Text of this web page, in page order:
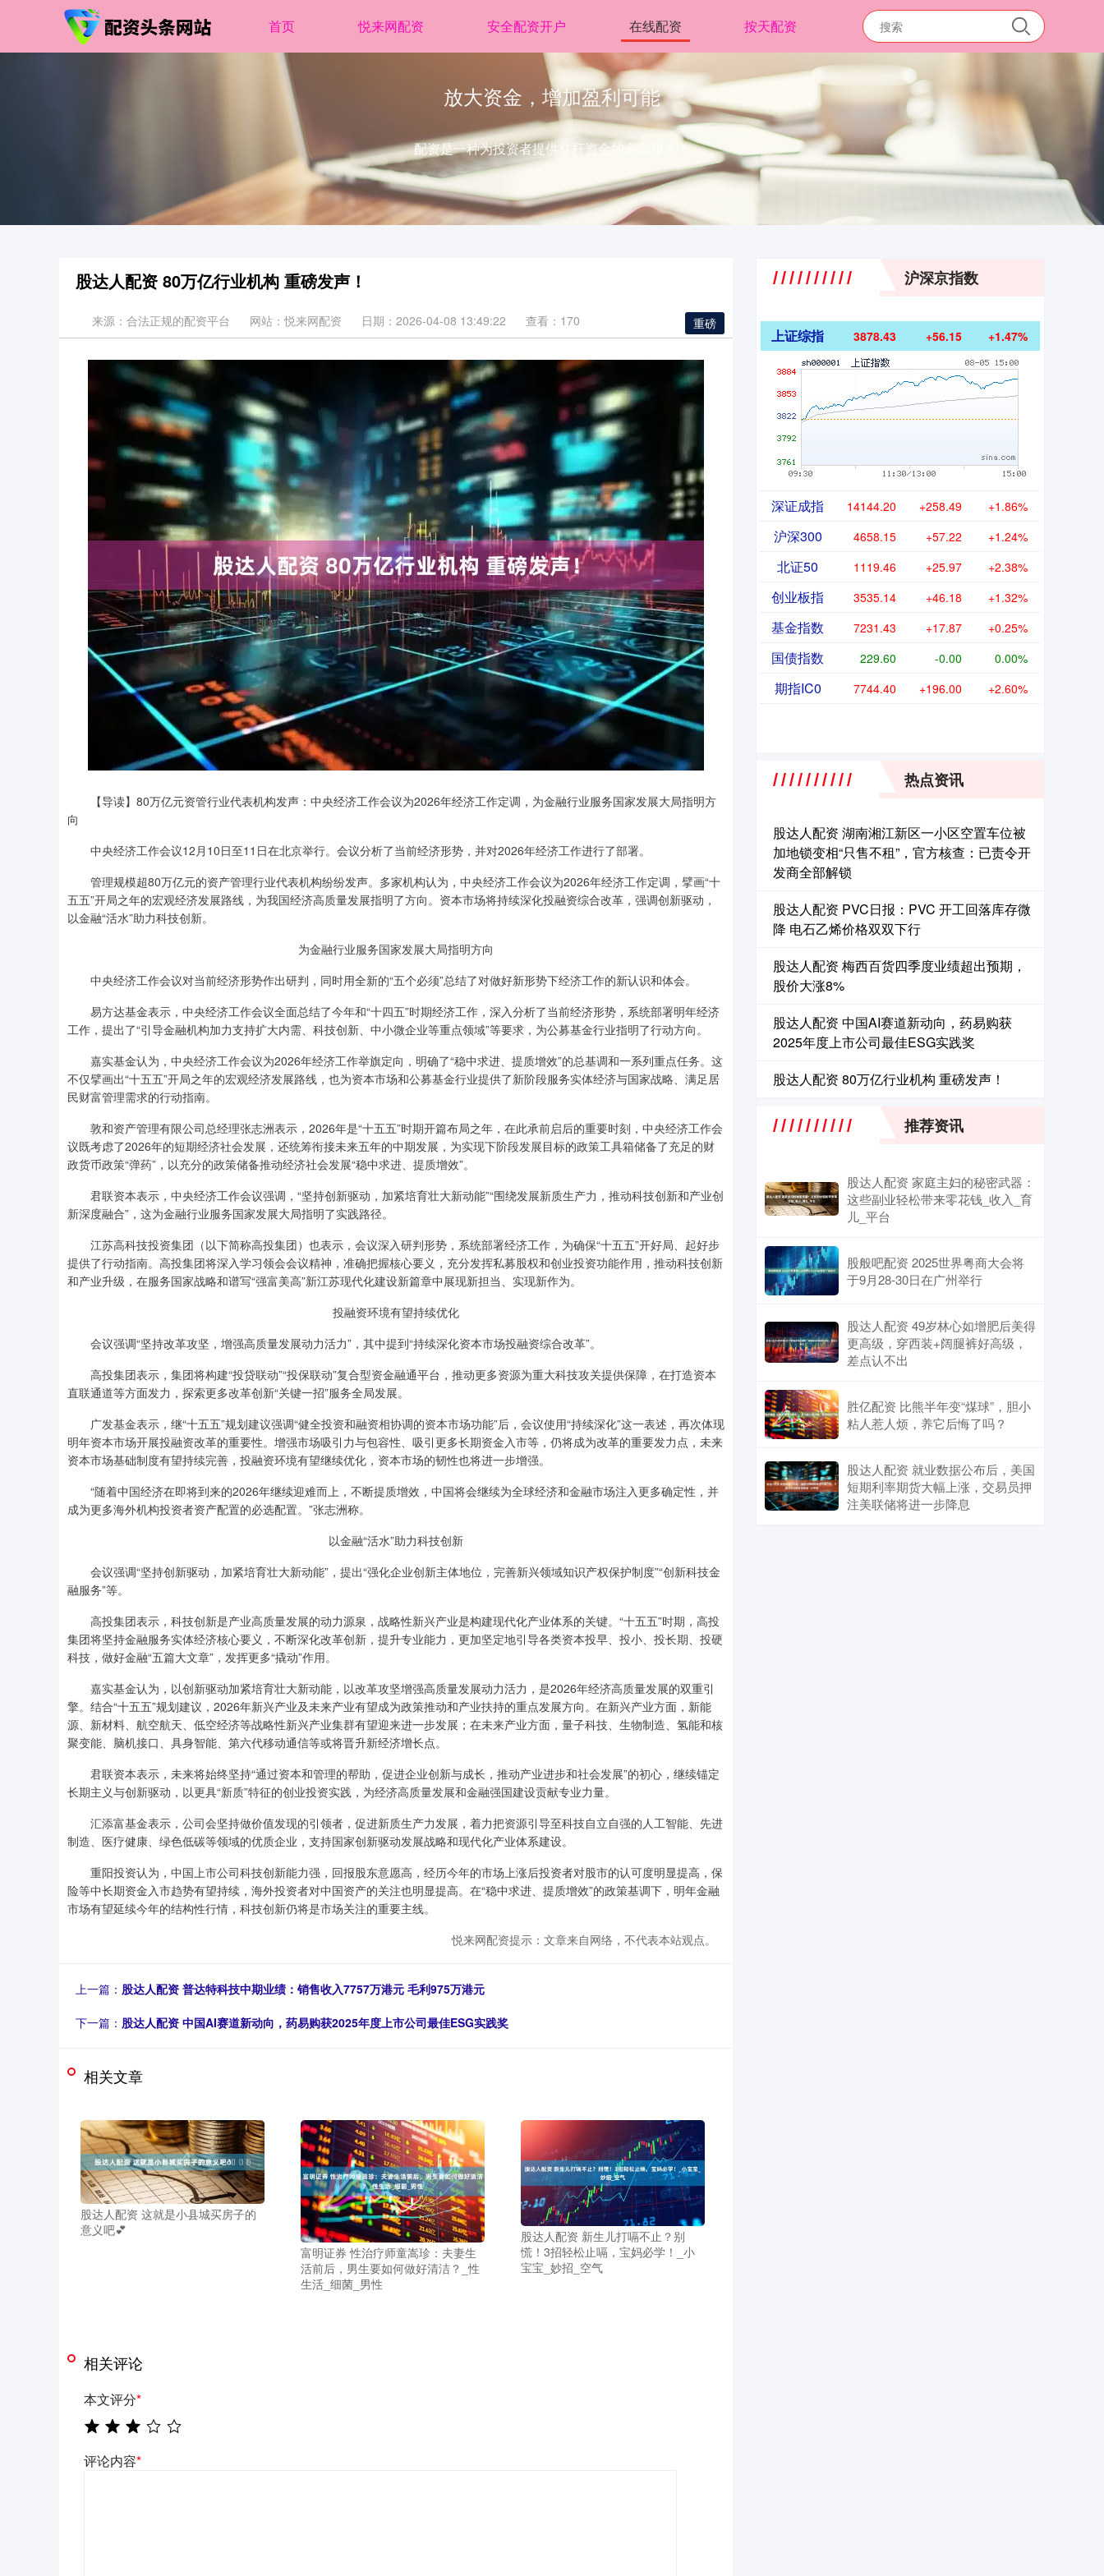
首页 悦来网配资 安全配资开户 在线配资 按天配资
放大资金，增加盈利可能
配资是一种为投资者提供杠杆资金的金融服务！
股达人配资 80万亿行业机构 重磅发声！
重磅
来源：合法正规的配资平台 网站：悦来网配资 日期：2026-04-08 13:49:22 查看：170
【导读】80万亿元资管行业代表机构发声：中央经济工作会议为2026年经济工作定调，为金融行业服务国家发展大局指明方
向
中央经济工作会议12月10日至11日在北京举行。会议分析了当前经济形势，并对2026年经济工作进行了部署。
管理规模超80万亿元的资产管理行业代表机构纷纷发声。多家机构认为，中央经济工作会议为2026年经济工作定调，擘画“十
五五”开局之年的宏观经济发展路线，为我国经济高质量发展指明了方向。资本市场将持续深化投融资综合改革，强调创新驱动，
以金融“活水”助力科技创新。
为金融行业服务国家发展大局指明方向
中央经济工作会议对当前经济形势作出研判，同时用全新的“五个必须”总结了对做好新形势下经济工作的新认识和体会。
易方达基金表示，中央经济工作会议全面总结了今年和“十四五”时期经济工作，深入分析了当前经济形势，系统部署明年经济
工作，提出了“引导金融机构加力支持扩大内需、科技创新、中小微企业等重点领域”等要求，为公募基金行业指明了行动方向。
嘉实基金认为，中央经济工作会议为2026年经济工作举旗定向，明确了“稳中求进、提质增效”的总基调和一系列重点任务。这
不仅擘画出“十五五”开局之年的宏观经济发展路线，也为资本市场和公募基金行业提供了新阶段服务实体经济与国家战略、满足居
民财富管理需求的行动指南。
敦和资产管理有限公司总经理张志洲表示，2026年是“十五五”时期开篇布局之年，在此承前启后的重要时刻，中央经济工作会
议既考虑了2026年的短期经济社会发展，还统筹衔接未来五年的中期发展，为实现下阶段发展目标的政策工具箱储备了充足的财
政货币政策“弹药”，以充分的政策储备推动经济社会发展“稳中求进、提质增效”。
君联资本表示，中央经济工作会议强调，“坚持创新驱动，加紧培育壮大新动能”“围绕发展新质生产力，推动科技创新和产业创
新深度融合”，这为金融行业服务国家发展大局指明了实践路径。
江苏高科技投资集团（以下简称高投集团）也表示，会议深入研判形势，系统部署经济工作，为确保“十五五”开好局、起好步
提供了行动指南。高投集团将深入学习领会会议精神，准确把握核心要义，充分发挥私募股权和创业投资功能作用，推动科技创新
和产业升级，在服务国家战略和谱写“强富美高”新江苏现代化建设新篇章中展现新担当、实现新作为。
投融资环境有望持续优化
会议强调“坚持改革攻坚，增强高质量发展动力活力”，其中提到“持续深化资本市场投融资综合改革”。
高投集团表示，集团将构建“投贷联动”“投保联动”复合型资金融通平台，推动更多资源为重大科技攻关提供保障，在打造资本
直联通道等方面发力，探索更多改革创新“关键一招”服务全局发展。
广发基金表示，继“十五五”规划建议强调“健全投资和融资相协调的资本市场功能”后，会议使用“持续深化”这一表述，再次体现
明年资本市场开展投融资改革的重要性。增强市场吸引力与包容性、吸引更多长期资金入市等，仍将成为改革的重要发力点，未来
资本市场基础制度有望持续完善，投融资环境有望继续优化，资本市场的韧性也将进一步增强。
“随着中国经济在即将到来的2026年继续迎难而上，不断提质增效，中国将会继续为全球经济和金融市场注入更多确定性，并
成为更多海外机构投资者资产配置的必选配置。”张志洲称。
以金融“活水”助力科技创新
会议强调“坚持创新驱动，加紧培育壮大新动能”，提出“强化企业创新主体地位，完善新兴领域知识产权保护制度”“创新科技金
融服务”等。
高投集团表示，科技创新是产业高质量发展的动力源泉，战略性新兴产业是构建现代化产业体系的关键。“十五五”时期，高投
集团将坚持金融服务实体经济核心要义，不断深化改革创新，提升专业能力，更加坚定地引导各类资本投早、投小、投长期、投硬
科技，做好金融“五篇大文章”，发挥更多“撬动”作用。
嘉实基金认为，以创新驱动加紧培育壮大新动能，以改革攻坚增强高质量发展动力活力，是2026年经济高质量发展的双重引
擎。结合“十五五”规划建议，2026年新兴产业及未来产业有望成为政策推动和产业扶持的重点发展方向。在新兴产业方面，新能
源、新材料、航空航天、低空经济等战略性新兴产业集群有望迎来进一步发展；在未来产业方面，量子科技、生物制造、氢能和核
聚变能、脑机接口、具身智能、第六代移动通信等或将晋升新经济增长点。
君联资本表示，未来将始终坚持“通过资本和管理的帮助，促进企业创新与成长，推动产业进步和社会发展”的初心，继续锚定
长期主义与创新驱动，以更具“新质”特征的创业投资实践，为经济高质量发展和金融强国建设贡献专业力量。
汇添富基金表示，公司会坚持做价值发现的引领者，促进新质生产力发展，着力把资源引导至科技自立自强的人工智能、先进
制造、医疗健康、绿色低碳等领域的优质企业，支持国家创新驱动发展战略和现代化产业体系建设。
重阳投资认为，中国上市公司科技创新能力强，回报股东意愿高，经历今年的市场上涨后投资者对股市的认可度明显提高，保
险等中长期资金入市趋势有望持续，海外投资者对中国资产的关注也明显提高。在“稳中求进、提质增效”的政策基调下，明年金融
市场有望延续今年的结构性行情，科技创新仍将是市场关注的重要主线。
悦来网配资提示：文章来自网络，不代表本站观点。
上一篇： 股达人配资 普达特科技中期业绩：销售收入7757万港元 毛利975万港元
下一篇： 股达人配资 中国AI赛道新动向，药易购获2025年度上市公司最佳ESG实践奖
相关文章
股达人配资 这就是小县城买房子的
意义吧💕
富明证券 性治疗师童嵩珍：夫妻生
活前后，男生要如何做好清洁？_性
生活_细菌_男性
股达人配资 新生儿打嗝不止？别
慌！3招轻松止嗝，宝妈必学！_小
宝宝_妙招_空气
相关评论
本文评分*
评论内容*
沪深京指数
上证综指 3878.43 +56.15 +1.47%
深证成指 14144.20 +258.49 +1.86%
沪深300 4658.15 +57.22 +1.24%
北证50 1119.46 +25.97 +2.38%
创业板指 3535.14 +46.18 +1.32%
基金指数 7231.43 +17.87 +0.25%
国债指数 229.60 -0.00 0.00%
期指IC0 7744.40 +196.00 +2.60%
热点资讯
股达人配资 湖南湘江新区一小区空置车位被
加地锁变相“只售不租”，官方核查：已责令开
发商全部解锁
股达人配资 PVC日报：PVC 开工回落库存微
降 电石乙烯价格双双下行
股达人配资 梅西百货四季度业绩超出预期，
股价大涨8%
股达人配资 中国AI赛道新动向，药易购获
2025年度上市公司最佳ESG实践奖
股达人配资 80万亿行业机构 重磅发声！
推荐资讯
股达人配资 家庭主妇的秘密武器：
这些副业轻松带来零花钱_收入_育
儿_平台
股般吧配资 2025世界粤商大会将
于9月28-30日在广州举行
股达人配资 49岁林心如增肥后美得
更高级，穿西装+阔腿裤好高级，
差点认不出
胜亿配资 比熊半年变“煤球”，胆小
粘人惹人烦，养它后悔了吗？
股达人配资 就业数据公布后，美国
短期利率期货大幅上涨，交易员押
注美联储将进一步降息